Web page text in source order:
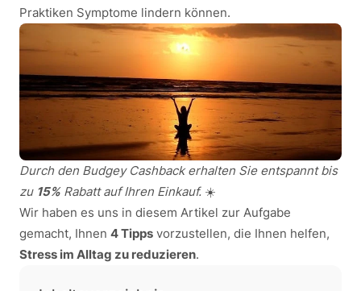
Praktiken Symptome lindern können.
Durch den Budgey Cashback erhalten Sie entspannt bis
zu 15%Rabatt auf Ihren Einkauf. ☀️
Wir haben es uns in diesem Artikel zur Aufgabe
gemacht, Ihnen 4 Tipps vorzustellen, die Ihnen helfen,
Stress im Alltag zu reduzieren.